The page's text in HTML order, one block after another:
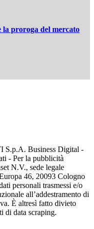
proroga del mercato
S.p.A. Business Digital -
- Per la pubblicità
N.V., sede legale
46, 20093 Cologno
personali trasmessi e/o
all’addestramento di
È altresì fatto divieto
di data scraping.